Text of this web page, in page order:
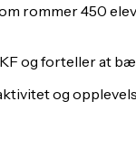
rommer 450
og forteller at
og